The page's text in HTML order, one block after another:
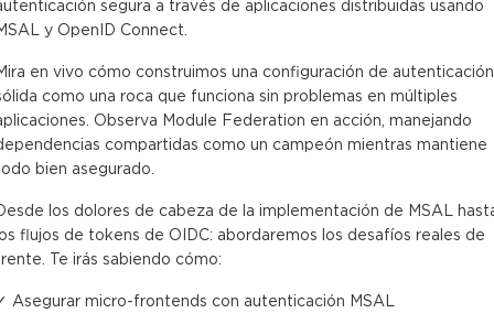
segura a través de aplicaciones distribuidas usando
y OpenID Connect.
en vivo cómo construimos una configuración de autenticación
como una roca que funciona sin problemas en múltiples
Observa Module Federation en acción, manejando
compartidas como un campeón mientras mantiene
bien asegurado.
los dolores de cabeza de la implementación de MSAL
flujos de tokens de OIDC: abordaremos los desafíos reales de
Te irás sabiendo cómo:
Asegurar micro-frontends con autenticación MSAL